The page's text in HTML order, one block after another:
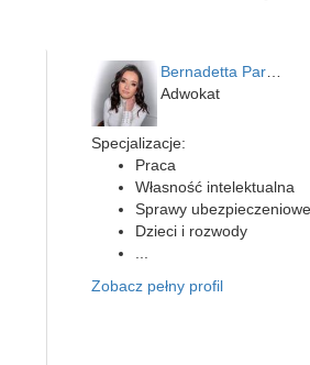
Adwokat
Specjalizacje:
Praca
Własność intelektualna
Sprawy ubezpieczeniowe
Dzieci i rozwody
Zobacz pełny profil